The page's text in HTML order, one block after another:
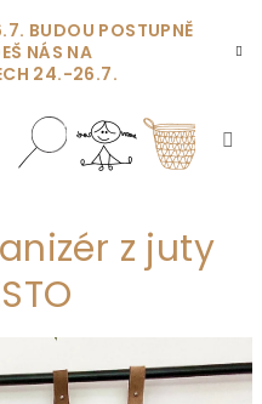
BUDOU POSTUPNĚ
NÁS NA
24.-26.7.
HledatPřihlášení
košík
z juty